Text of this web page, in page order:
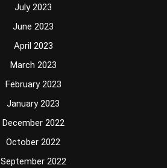
July 2023
June 2023
April 2023
March 2023
February 2023
January 2023
December 2022
October 2022
September 2022